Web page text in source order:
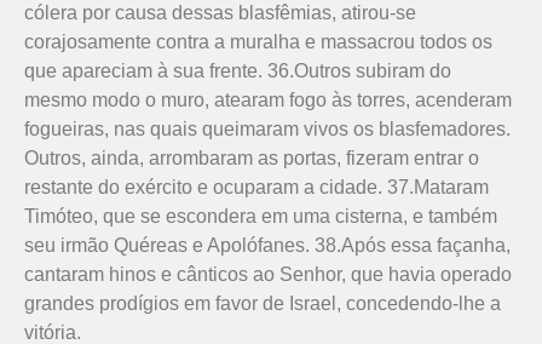
cólera por causa dessas blasfêmias, atirou-se
corajosamente contra a muralha e massacrou todos os
que apareciam à sua frente. 36.Outros subiram do
mesmo modo o muro, atearam fogo às torres, acenderam
fogueiras, nas quais queimaram vivos os blasfe­ma­dores.
Outros, ainda, arrombaram as portas, fizeram entrar o
restante do exército e ocuparam a cidade. 37.Mataram
Timóteo, que se escondera em uma cisterna, e também
seu irmão Quéreas e Apolófanes. 38.Após essa façanha,
cantaram hinos e cânticos ao Senhor, que havia operado
grandes prodígios em favor de Israel, concedendo-lhe a
vitória.